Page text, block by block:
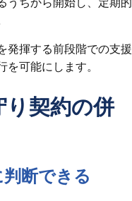
発揮する前段階での支援
可能にします。
り契約の併
断できる